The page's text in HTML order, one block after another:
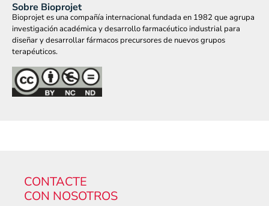
Sobre Bioprojet
Bioprojet es una compañía internacional fundada en 1982 que agrupa
investigación académica y desarrollo farmacéutico industrial para
diseñar y desarrollar fármacos precursores de nuevos grupos
terapéuticos.
CONTACTE
CON NOSOTROS